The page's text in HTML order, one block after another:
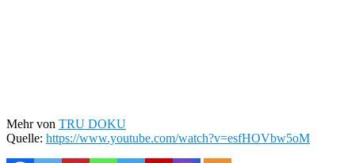
Mehr von TRU DOKU
Quelle: https://www.youtube.com/watch?v=esfHOVbw5oM